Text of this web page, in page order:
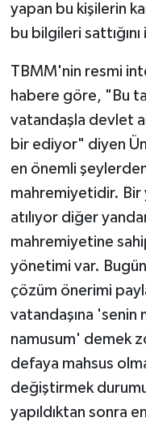
yapan bu kişilerin
bu bilgileri
TBMM'nin resmi
habere göre, "Bu
vatandaşla devlet
bir ediyor" diyen
en önemli
mahremiyetidir. Bir
atılıyor diğer
mahremiyetine
yönetimi var.
çözüm önerimi
vatandaşına 'senin
namusum' demek
defaya mahsus
değiştirmek
yapıldıktan sonra